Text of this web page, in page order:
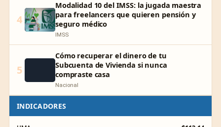
4
Modalidad 10 del IMSS: la jugada maestra
para freelancers que quieren pensión y
seguro médico
IMSS
5
Cómo recuperar el dinero de tu
Subcuenta de Vivienda si nunca
compraste casa
Nacional
INDICADORES